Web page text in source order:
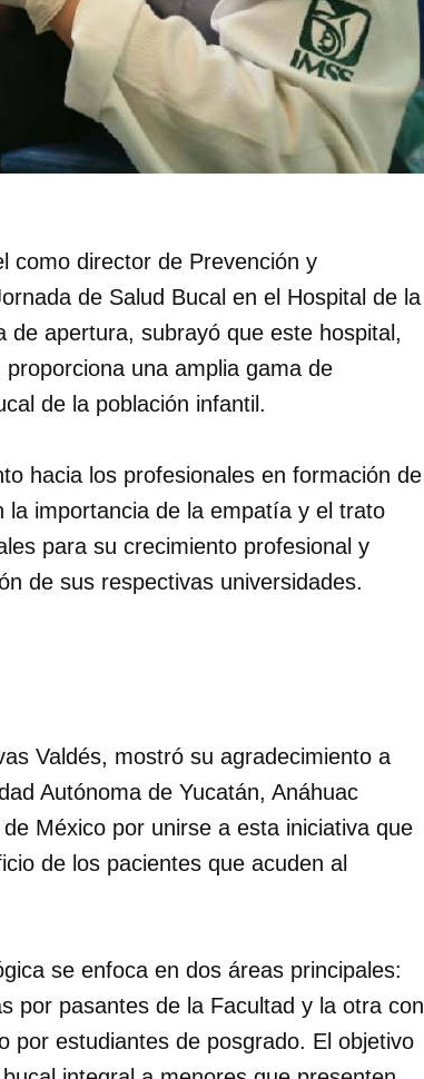
como director de Prevención y
de Salud Bucal en el Hospital de la
apertura, subrayó que este hospital,
una amplia gama de
de la población infantil.
hacia los profesionales en formación de
la importancia de la empatía y el trato
para su crecimiento profesional y
de sus respectivas universidades.
Valdés, mostró su agradecimiento a
Autónoma de Yucatán, Anáhuac
México por unirse a esta iniciativa que
de los pacientes que acuden al
se enfoca en dos áreas principales:
por pasantes de la Facultad y la otra con
por estudiantes de posgrado. El objetivo